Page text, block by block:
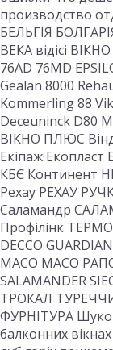
производство
БЕЛЬГІЯ
ВЕКА відісі
76AD 76MD
Gealan 8000
Kommerling 88
Deceuninck D80
ВІКНО ПЛЮС
Екіпаж
КБЄ Континент
Рехау РЕХАУ
Саламандр
Профілінк
DECCO
MACO MACO
SALAMANDER
ТРОКАЛ
ФУРНІТУРА Шуко
балконних вікнах